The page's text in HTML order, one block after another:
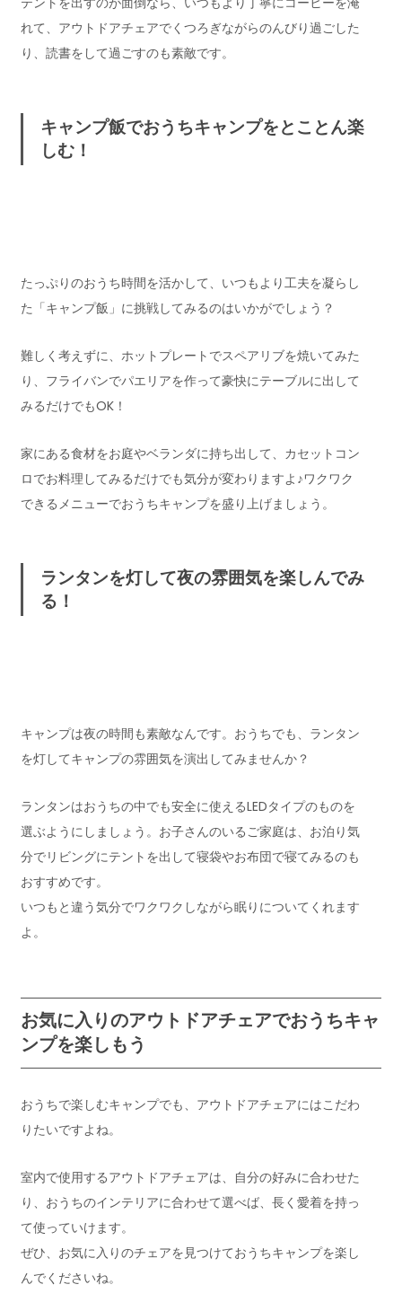
れて、アウトドアチェアでくつろぎながらのんびり過ごした
り、読書をして過ごすのも素敵です。
キャンプ飯でおうちキャンプをとことん楽
しむ！
たっぷりのおうち時間を活かして、いつもより工夫を凝らし
た「キャンプ飯」に挑戦してみるのはいかがでしょう？
難しく考えずに、ホットプレートでスペアリブを焼いてみた
り、フライバンでパエリアを作って豪快にテーブルに出して
みるだけでもOK！
家にある食材をお庭やベランダに持ち出して、カセットコン
ロでお料理してみるだけでも気分が変わりますよ♪ワクワク
できるメニューでおうちキャンプを盛り上げましょう。
ランタンを灯して夜の雰囲気を楽しんでみ
る！
キャンプは夜の時間も素敵なんです。おうちでも、ランタン
を灯してキャンプの雰囲気を演出してみませんか？
ランタンはおうちの中でも安全に使えるLEDタイプのものを
選ぶようにしましょう。お子さんのいるご家庭は、お泊り気
分でリビングにテントを出して寝袋やお布団で寝てみるのも
おすすめです。
いつもと違う気分でワクワクしながら眠りについてくれます
よ。
お気に入りのアウトドアチェアでおうちキャ
ンプを楽しもう
おうちで楽しむキャンプでも、アウトドアチェアにはこだわ
りたいですよね。
室内で使用するアウトドアチェアは、自分の好みに合わせた
り、おうちのインテリアに合わせて選べば、長く愛着を持っ
て使っていけます。
ぜひ、お気に入りのチェアを見つけておうちキャンプを楽し
んでくださいね。